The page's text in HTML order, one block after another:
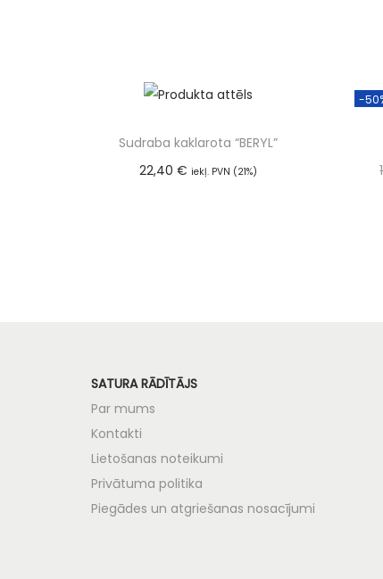
Sudraba kaklarota “BERYL”
22,40 € iekļ. PVN (21%)
-
SATURA RĀDĪTĀJS
Par mums
Kontakti
Lietošanas noteikumi
Privātuma politika
Piegādes un atgriešanas nosacījumi